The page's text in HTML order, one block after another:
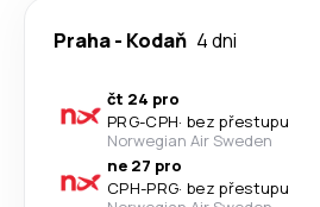
Praha- Kodaň 4 dni
čt 24 pro
PRG-CPH· bez přestupu
Norwegian Air Sweden
ne 27 pro
CPH-PRG· bez přestupu